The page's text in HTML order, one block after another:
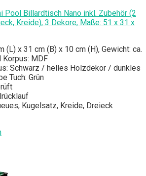
Pool Billardtisch Nano inkl. Zubehör (2
Kreide), 3 Dekore, Maße: 51 x 31 x
(L) x 31 cm (B) x 10 cm (H), Gewicht: ca.
Korpus: MDF
Schwarz / helles Holzdekor / dunkles
Tuch: Grün
Kugelsatz, Kreide, Dreieck